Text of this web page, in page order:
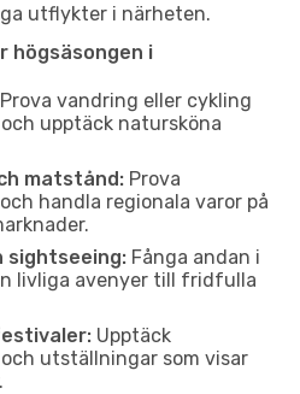
utflykter i närheten.
högsäsongen i
Prova vandring eller cykling
upptäck natursköna
matstånd: Prova
handla regionala varor på
sightseeing: Fånga andan i
livliga avenyer till fridfulla
Upptäck
utställningar som visar